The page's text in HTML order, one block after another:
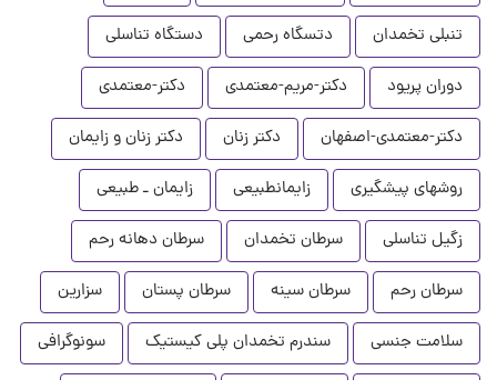
تنبلی تخمدان
دتسگاه رحمی
دستگاه تناسلی
دوران پریود
دکتر-مریم-معتمدی
دکتر-معتمدی
دکتر-معتمدی-اصفهان
دکتر زنان
دکتر زنان و زایمان
روشهای پیشگیری
زایمانطبیعی
زایمان ـ طبیعی
زگیل تناسلی
سرطان تخمدان
سرطان دهانه رحم
سرطان رحم
سرطان سینه سرطان پستان
سزارین
سلامت جنسی
سندرم تخمدان پلی کیستیک
سونوگرافی